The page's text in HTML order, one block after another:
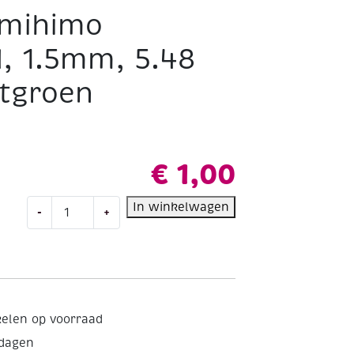
1.5mm, 5.48
€ 1,00
-
Kumihimo
aantal
+ In winkelwagen
op voorraad